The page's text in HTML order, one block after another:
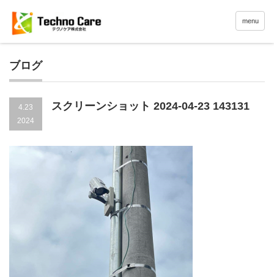
menu
ブログ
4.23
2024
スクリーンショット 2024-04-23 143131